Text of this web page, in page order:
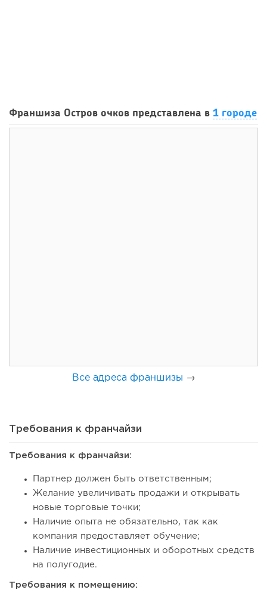
открытия заведения
64
миллиарды:...
Франшиза Остров очков представлена в 1 городе
Все адреса франшизы →
Требования к франчайзи
Требования к франчайзи:
Партнер должен быть ответственным;
Желание увеличивать продажи и открывать
новые торговые точки;
Наличие опыта не обязательно, так как
компания предоставляет обучение;
Наличие инвестиционных и оборотных средств
на полугодие.
Требования к помещению: